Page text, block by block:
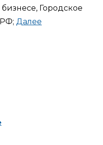
Городское
Далее